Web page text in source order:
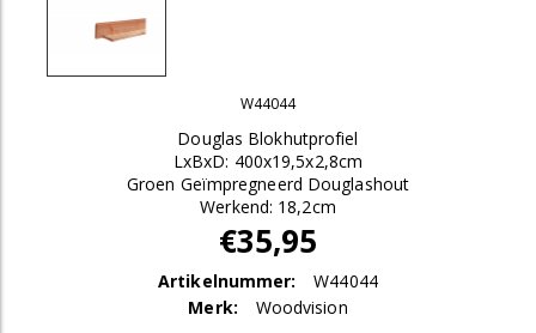
W44044
Douglas Blokhutprofiel
LxBxD: 400x19,5x2,8cm
Groen Geïmpregneerd Douglashout
Werkend: 18,2cm
€35,95
Artikelnummer:
W44044
Merk:
Woodvision